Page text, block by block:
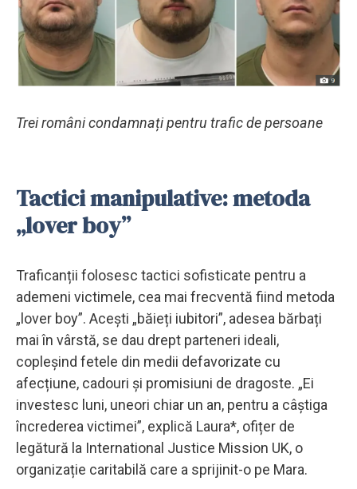
Trei români condamnați pentru trafic de persoane
Tactici manipulative: metoda
„lover boy”
Traficanții folosesc tactici sofisticate pentru a
ademeni victimele, cea mai frecventă fiind metoda
„lover boy”. Acești „băieți iubitori”, adesea bărbați
mai în vârstă, se dau drept parteneri ideali,
copleșind fetele din medii defavorizate cu
afecțiune, cadouri și promisiuni de dragoste. „Ei
investesc luni, uneori chiar un an, pentru a câștiga
încrederea victimei”, explică Laura*, ofițer de
legătură la International Justice Mission UK, o
organizație caritabilă care a sprijinit-o pe Mara.